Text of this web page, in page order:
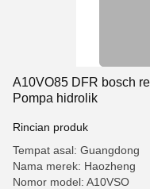
A10VO85 DFR bosch
Pompa hidrolik
Rincian produk
Tempat asal: Guangdong
Nama merek: Haozheng
Nomor model: A10VSO